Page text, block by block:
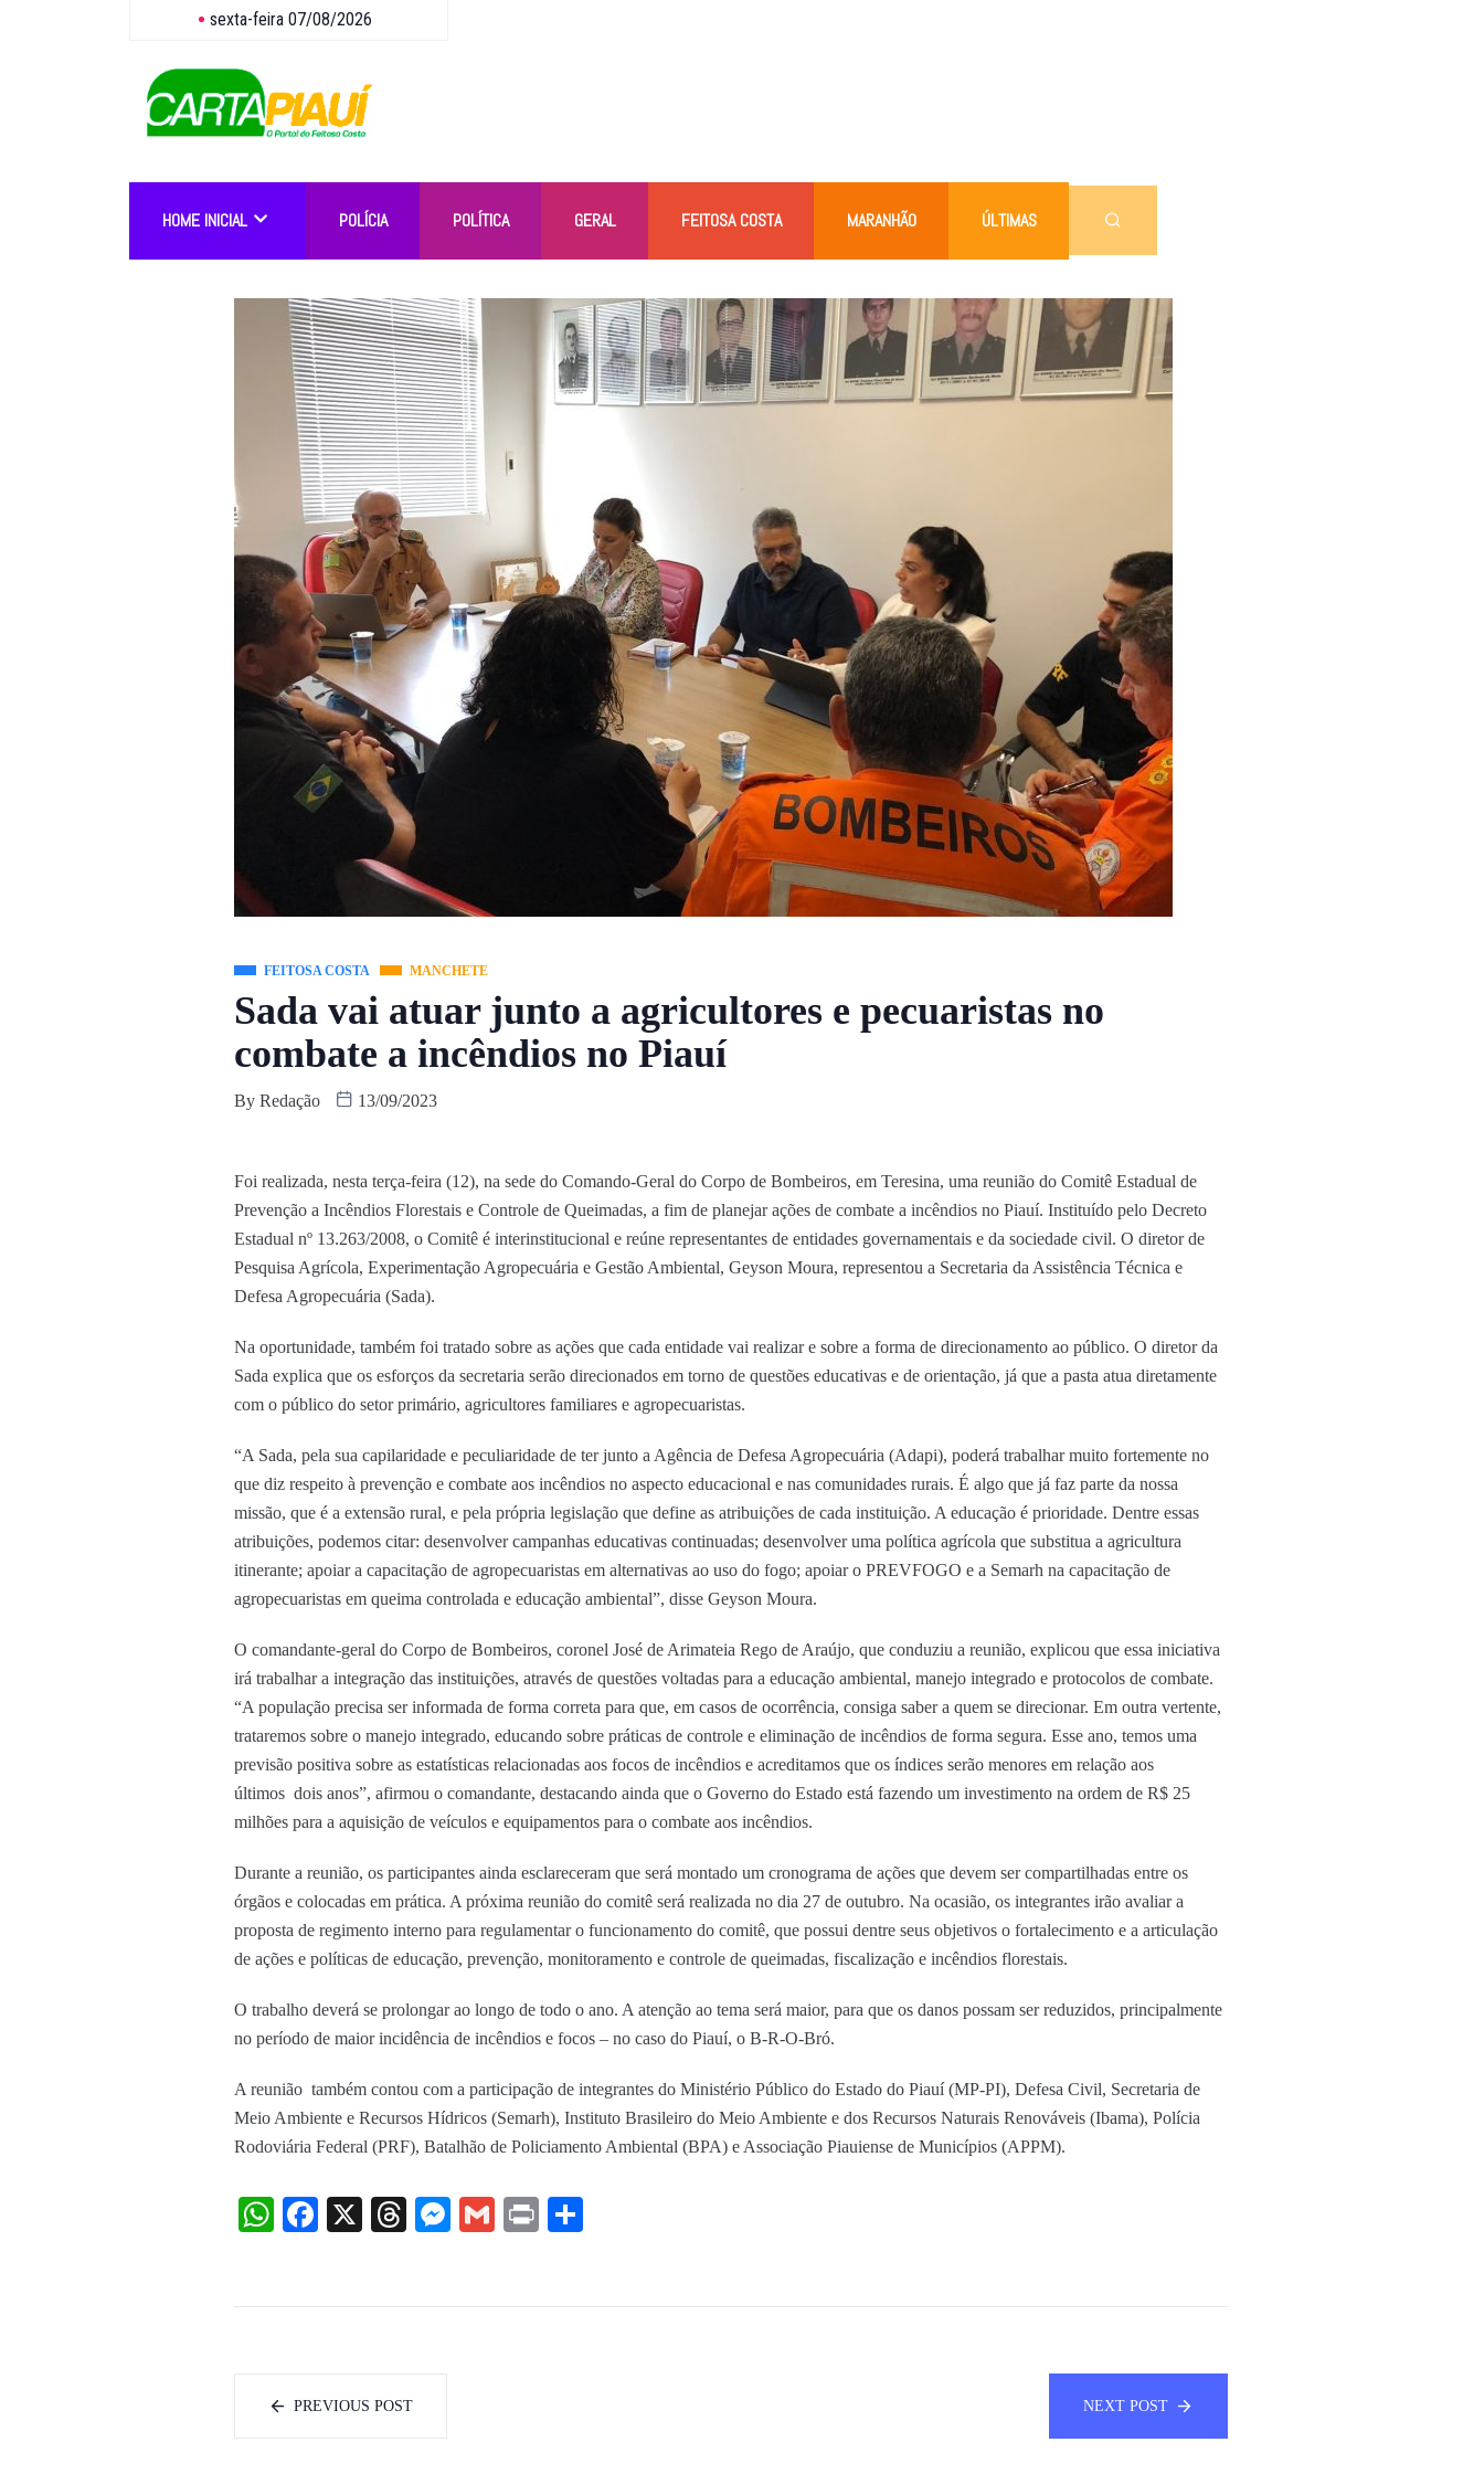
sexta-feira 07/08/2026
HOME INICIAL POLÍCIA POLÍTICA GERAL FEITOSA COSTA MARANHÃO ÚLTIMAS
FEITOSA COSTA MANCHETE
Sada vai atuar junto a agricultores e pecuaristas no
combate a incêndios no Piauí
By Redação 13/09/2023
Foi realizada, nesta terça-feira (12), na sede do Comando-Geral do Corpo de Bombeiros, em Teresina, uma reunião do Comitê Estadual de
Prevenção a Incêndios Florestais e Controle de Queimadas, a fim de planejar ações de combate a incêndios no Piauí. Instituído pelo Decreto
Estadual nº 13.263/2008, o Comitê é interinstitucional e reúne representantes de entidades governamentais e da sociedade civil. O diretor de
Pesquisa Agrícola, Experimentação Agropecuária e Gestão Ambiental, Geyson Moura, representou a Secretaria da Assistência Técnica e
Defesa Agropecuária (Sada).
Na oportunidade, também foi tratado sobre as ações que cada entidade vai realizar e sobre a forma de direcionamento ao público. O diretor da
Sada explica que os esforços da secretaria serão direcionados em torno de questões educativas e de orientação, já que a pasta atua diretamente
com o público do setor primário, agricultores familiares e agropecuaristas.
“A Sada, pela sua capilaridade e peculiaridade de ter junto a Agência de Defesa Agropecuária (Adapi), poderá trabalhar muito fortemente no
que diz respeito à prevenção e combate aos incêndios no aspecto educacional e nas comunidades rurais. É algo que já faz parte da nossa
missão, que é a extensão rural, e pela própria legislação que define as atribuições de cada instituição. A educação é prioridade. Dentre essas
atribuições, podemos citar: desenvolver campanhas educativas continuadas; desenvolver uma política agrícola que substitua a agricultura
itinerante; apoiar a capacitação de agropecuaristas em alternativas ao uso do fogo; apoiar o PREVFOGO e a Semarh na capacitação de
agropecuaristas em queima controlada e educação ambiental”, disse Geyson Moura.
O comandante-geral do Corpo de Bombeiros, coronel José de Arimateia Rego de Araújo, que conduziu a reunião, explicou que essa iniciativa
irá trabalhar a integração das instituições, através de questões voltadas para a educação ambiental, manejo integrado e protocolos de combate.
“A população precisa ser informada de forma correta para que, em casos de ocorrência, consiga saber a quem se direcionar. Em outra vertente,
trataremos sobre o manejo integrado, educando sobre práticas de controle e eliminação de incêndios de forma segura. Esse ano, temos uma
previsão positiva sobre as estatísticas relacionadas aos focos de incêndios e acreditamos que os índices serão menores em relação aos
últimos dois anos”, afirmou o comandante, destacando ainda que o Governo do Estado está fazendo um investimento na ordem de R$ 25
milhões para a aquisição de veículos e equipamentos para o combate aos incêndios.
Durante a reunião, os participantes ainda esclareceram que será montado um cronograma de ações que devem ser compartilhadas entre os
órgãos e colocadas em prática. A próxima reunião do comitê será realizada no dia 27 de outubro. Na ocasião, os integrantes irão avaliar a
proposta de regimento interno para regulamentar o funcionamento do comitê, que possui dentre seus objetivos o fortalecimento e a articulação
de ações e políticas de educação, prevenção, monitoramento e controle de queimadas, fiscalização e incêndios florestais.
O trabalho deverá se prolongar ao longo de todo o ano. A atenção ao tema será maior, para que os danos possam ser reduzidos, principalmente
no período de maior incidência de incêndios e focos – no caso do Piauí, o B-R-O-Bró.
A reunião também contou com a participação de integrantes do Ministério Público do Estado do Piauí (MP-PI), Defesa Civil, Secretaria de
Meio Ambiente e Recursos Hídricos (Semarh), Instituto Brasileiro do Meio Ambiente e dos Recursos Naturais Renováveis (Ibama), Polícia
Rodoviária Federal (PRF), Batalhão de Policiamento Ambiental (BPA) e Associação Piauiense de Municípios (APPM).
WhatsApp
Facebook
X Threads
Messenger
Gmail
Print
PREVIOUS POST NEXT POST